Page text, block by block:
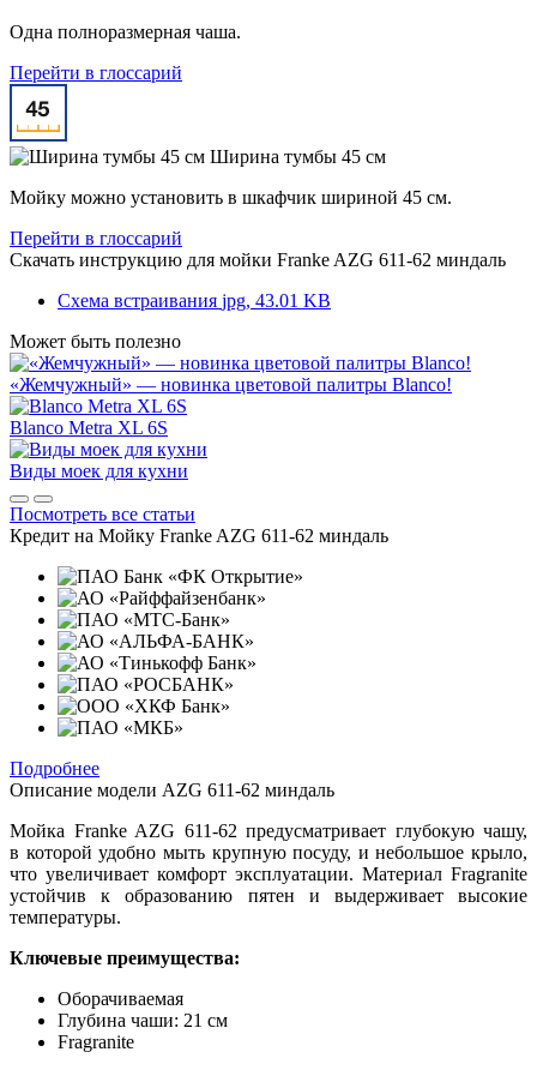
Одна полноразмерная чаша.
Перейти в глоссарий
Ширина тумбы 45 см
Мойку можно установить в шкафчик шириной 45 см.
Перейти в глоссарий
Скачать инструкцию для мойки Franke AZG 611-62 миндаль
Схема встраивания jpg, 43.01 KB
Может быть полезно
«Жемчужный» — новинка цветовой палитры Blanco!
Blanco Metra XL 6S
Виды моек для кухни
Посмотреть все статьи
Кредит на Мойку Franke AZG 611-62 миндаль
Подробнее
Описание модели AZG 611-62 миндаль
Мойка Franke AZG 611-62 предусматривает глубокую чашу,
в которой удобно мыть крупную посуду, и небольшое крыло,
что увеличивает комфорт эксплуатации. Материал Fragranite
устойчив к образованию пятен и выдерживает высокие
температуры.
Ключевые преимущества:
Оборачиваемая
Глубина чаши: 21 см
Fragranite